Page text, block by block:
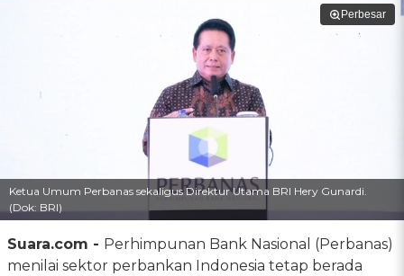
Perbesar
Ketua Umum Perbanas sekaligus Direktur Utama BRI Hery Gunardi.
(Dok: BRI)
Suara.com - Perhimpunan Bank Nasional (Perbanas)
menilai sektor perbankan Indonesia tetap berada